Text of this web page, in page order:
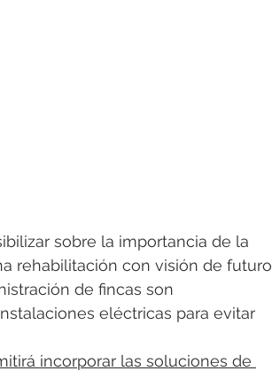
sobre la importancia de la
rehabilitación con visión de
de fincas son
eléctricas para evitar
incorporar las soluciones de